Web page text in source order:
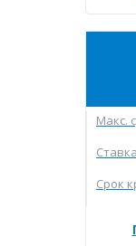
Макc.
Ставка
Срок